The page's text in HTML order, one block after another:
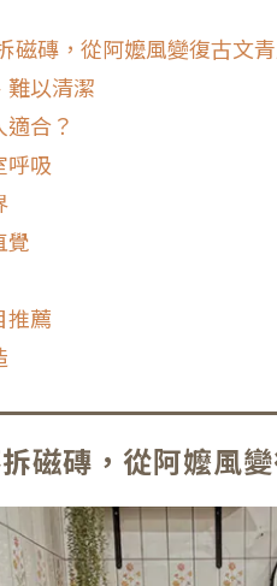
磁磚，從阿嬤風變復古文
難以清潔
合？
呼吸
覺
推薦
磁磚，從阿嬤風